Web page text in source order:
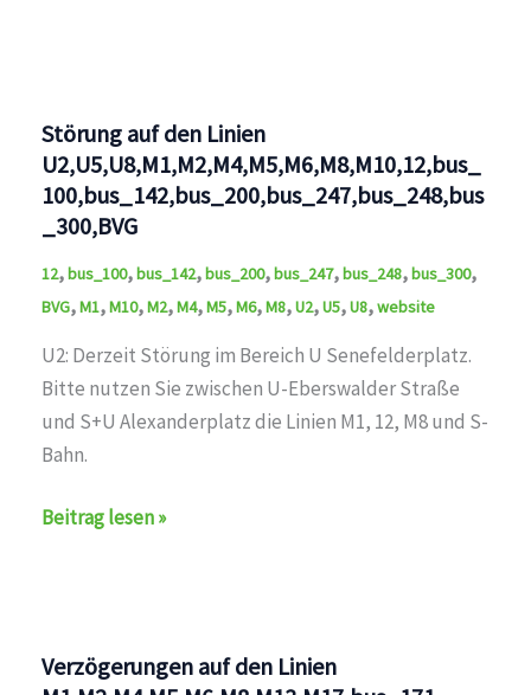
Störung auf den Linien
U2,U5,U8,M1,M2,M4,M5,M6,M8,M10,12,bus_
100,bus_142,bus_200,bus_247,bus_248,bus
_300,BVG
12,bus_100,bus_142,bus_200,bus_247,bus_248,bus_300,
BVG,M1,M10,M2,M4,M5,M6,M8,U2,U5,U8,website
U2: Derzeit Störung im Bereich U Senefelderplatz.
Bitte nutzen Sie zwischen U-Eberswalder Straße
und S+U Alexanderplatz die Linien M1, 12, M8 und S-
Bahn.
Störung
Beitrag lesen »
Verzögerungen auf den Linien